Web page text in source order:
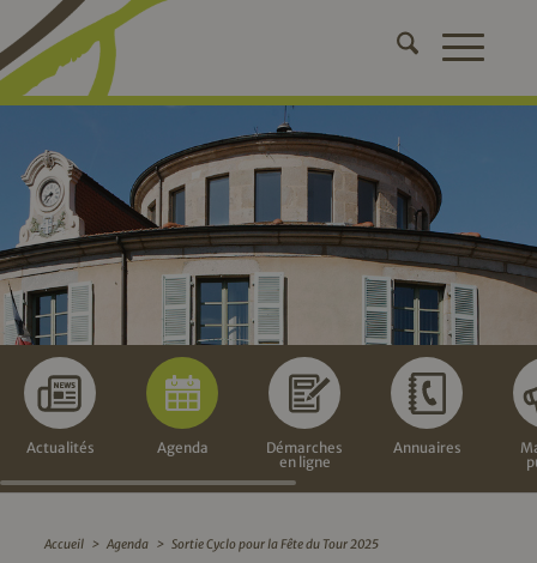
Actualités Agenda
Démarches
en ligne
Annuaires
Accueil > Agenda > Sortie Cyclo pour la Fête du Tour 2025